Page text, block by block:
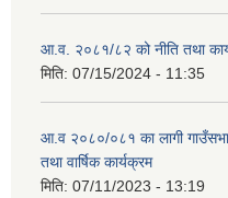
आ.व. २०८१/८२ को नीति तथा
मिति: 07/15/2024 - 11:35
आ.व २०८०/०८१ का लागी
तथा वार्षिक कार्यक्रम
मिति: 07/11/2023 - 13:19